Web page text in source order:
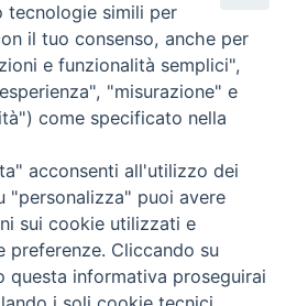
social
di Isernia-Venafro (C.F.
solo con permesso.
tecnologie simili per
il tuo consenso, anche per
e funzionalità semplici",
"misurazione" e
come specificato nella
acconsenti all'utilizzo dei
"personalizza" puoi avere
sui cookie utilizzati e
preferenze. Cliccando su
questa informativa proseguirai